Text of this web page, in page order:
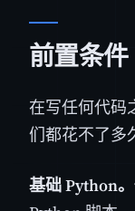
前置条件
在写任何代码
们都花不了多
基础 Python。